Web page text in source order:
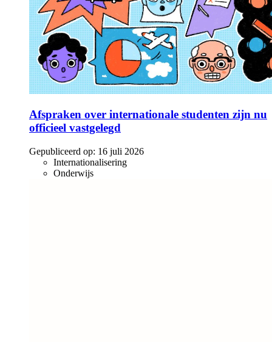
Afspraken over internationale studenten zijn nu
officieel vastgelegd
Gepubliceerd op: 16 juli 2026
Internationalisering
Onderwijs